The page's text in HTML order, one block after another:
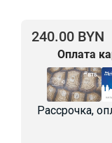
240.00 BYN
Оплата
Рассрочка,